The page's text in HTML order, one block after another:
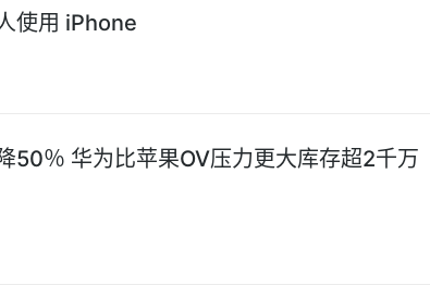
使用 iPhone
50％ 华为比苹果OV压力更大库存超2千万